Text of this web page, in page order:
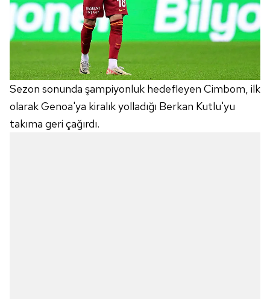
Sezon sonunda şampiyonluk hedefleyen Cimbom, ilk
olarak Genoa'ya kiralık yolladığı Berkan Kutlu'yu
takıma geri çağırdı.